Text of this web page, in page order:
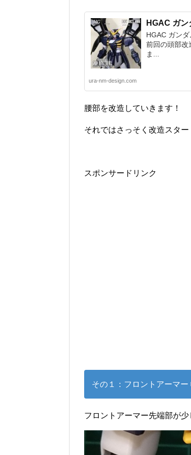
HGAC ガ
HGAC ガン
前回の頭部改
ま...
ura-nm-design.com
腰部を改造していきます！
それではさっそく改造スター
スポンサードリンク
その１：フロントアーマー
フロントアーマー先端部が少